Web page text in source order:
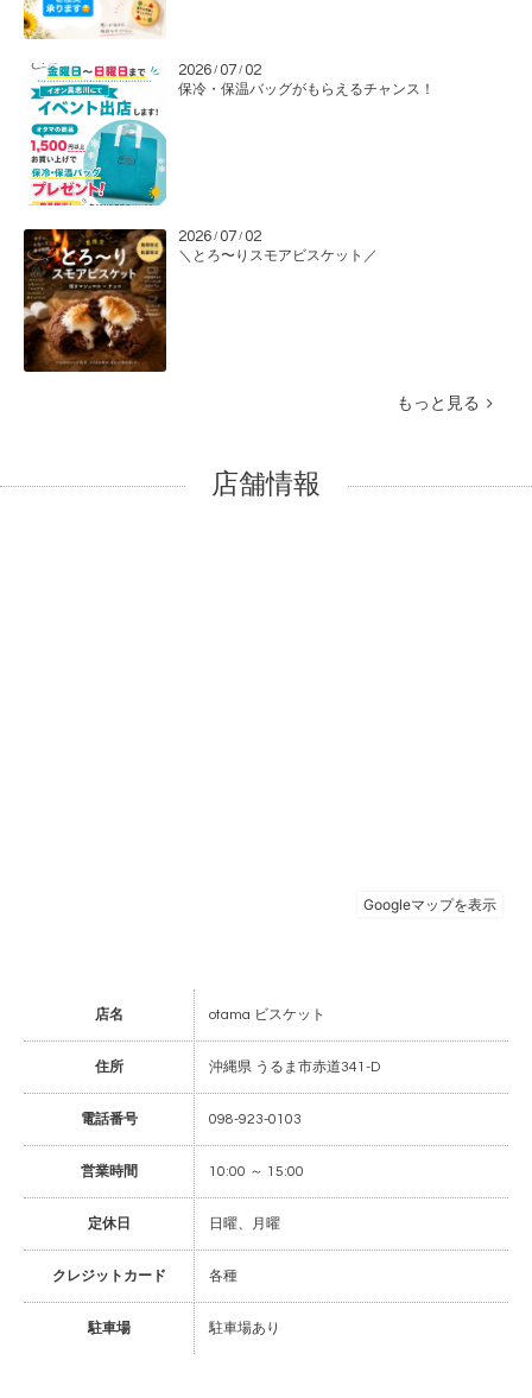
2026 / 07 / 02
保冷・保温バッグがもらえるチャンス！
2026 / 07 / 02
＼とろ〜りスモアビスケット／
もっと見る
店舗情報
店名 otama ビスケット
住所 沖縄県 うるま市赤道341-D
電話番号 098-923-0103
営業時間 10:00 ～ 15:00
定休日 日曜、月曜
クレジットカード 各種
駐車場 駐車場あり